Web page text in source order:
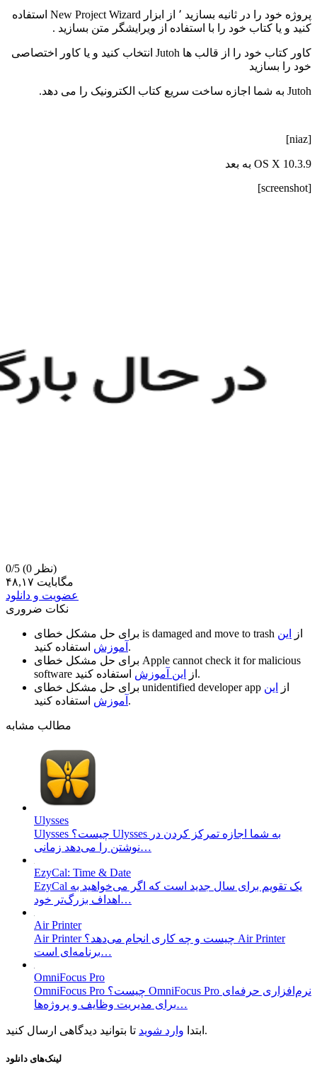
پروژه خود را در ثانیه بسازید ٬ از ابزار New Project Wizard استفاده
کنید و یا کتاب خود را با استفاده از ویرایشگر متن بسازید .
کاور کتاب خود را از قالب ها Jutoh انتخاب کنید و یا کاور اختصاصی
خود را بسازید
Jutoh به شما اجازه ساخت سریع کتاب الکترونیک را می دهد.
[niaz]
OS X 10.3.9 به بعد
[screenshot]
0/5
(0 نظر)
۴۸,۱۷ مگابایت
عضویت و دانلود
نکات ضروری
is damaged and move to trash از
این
آموزش استفاده کنید.
Apple cannot check it for malicious
software
از این آموزش
استفاده کنید.
unidentified developer app از
این
آموزش استفاده کنید.
مطالب مشابه
Ulysses
Ulysses چیست؟ Ulysses به شما اجازه تمرکز کردن در
نوشتن را می‌دهد زمانی…
EzyCal: Time & Date
EzyCal یک تقویم برای سال جدید است که اگر می‌خواهید به
اهداف بزرگ‌تر خود…
Air Printer
Air Printer چیست و چه کاری انجام می‌دهد؟ Air Printer
برنامه‌ای است…
OmniFocus Pro
OmniFocus Pro چیست؟ OmniFocus Pro نرم‌افزاری حرفه‌ای
برای مدیریت وظایف و پروژه‌ها…
ابتدا وارد شوید تا بتوانید دیدگاهی ارسال کنید.
لینک‌های دانلود